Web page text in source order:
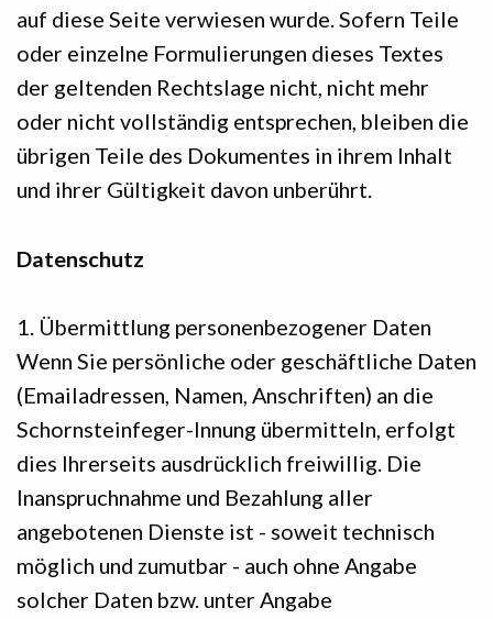
auf diese Seite verwiesen wurde. Sofern Teile
oder einzelne Formulierungen dieses Textes
der geltenden Rechtslage nicht, nicht mehr
oder nicht vollständig entsprechen, bleiben die
übrigen Teile des Dokumentes in ihrem Inhalt
und ihrer Gültigkeit davon unberührt.
Datenschutz
1. Übermittlung personenbezogener Daten
Wenn Sie persönliche oder geschäftliche Daten
(Emailadressen, Namen, Anschriften) an die
Schornsteinfeger-Innung übermitteln, erfolgt
dies Ihrerseits ausdrücklich freiwillig. Die
Inanspruchnahme und Bezahlung aller
angebotenen Dienste ist - soweit technisch
möglich und zumutbar - auch ohne Angabe
solcher Daten bzw. unter Angabe